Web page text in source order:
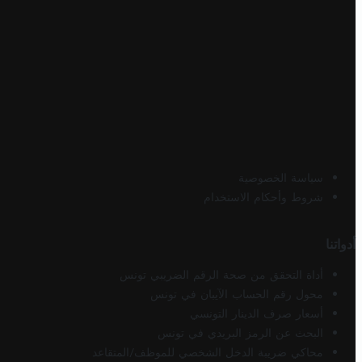
سياسة الخصوصية
شروط وأحكام الاستخدام
أدواتنا
أداة التحقق من صحة الرقم الضريبي تونس
محول رقم الحساب الآيبان في تونس
أسعار صرف الدينار التونسي
البحث عن الرمز البريدي في تونس
محاكي ضريبة الدخل الشخصي للموظف/المتقاعد